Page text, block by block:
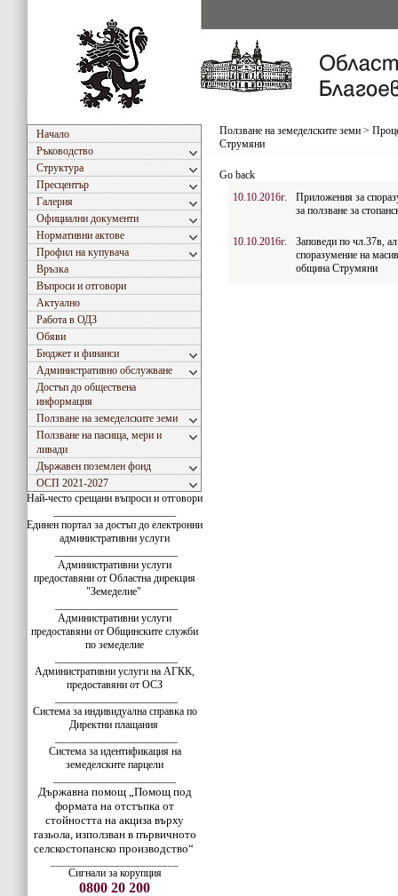
Начало
Ръководство
Структура
Пресцентър
Галерия
Официални документи
Нормативни актове
Профил на купувача
Връзка
Въпроси и отговори
Актуално
Работа в ОДЗ
Обяви
Бюджет и финанси
Административно обслужване
Достъп до обществена
информация
Ползване на земеделските земи
Ползване на пасища, мери и
ливади
Държавен поземлен фонд
ОСП 2021-2027
Най-често срещани въпроси и отговори
Единен портал за достъп до електронни
административни услуги
Административни услуги
предоставяни от Областна дирекция
"Земеделие"
Административни услуги
предоставяни от Общинските служби
по земеделие
Административни услуги на АГКК,
предоставяни от ОСЗ
Система за индивидуална справка по
Директни плащания
Система за идентификация на
земеделските парцели
Държавна помощ „Помощ под
формата на отстъпка от
стойността на акциза върху
газьола, използван в първичното
селскостопанско производство“
Сигнали за корупция
0800 20 200
Ползване на земеделските земи >
Струмяни
Go back
10.10.2016г.
Приложения за
за ползване за
10.10.2016г.
Заповеди по чл.37в,
споразумение на
община Струмяни